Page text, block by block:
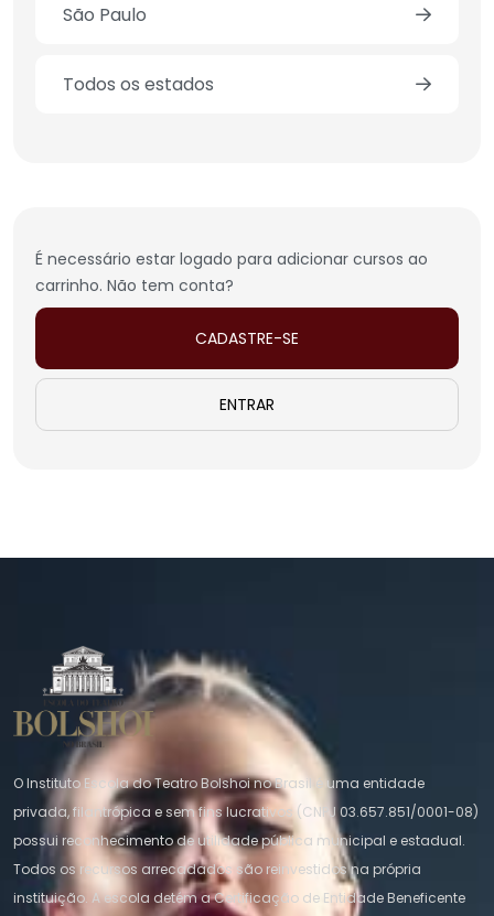
São Paulo
Todos os estados
É necessário estar logado para adicionar cursos ao
carrinho. Não tem conta?
CADASTRE-SE
ENTRAR
O Instituto Escola do Teatro Bolshoi no Brasil é uma entidade
privada, filantrópica e sem fins lucrativos (CNPJ 03.657.851/0001-08)
possui reconhecimento de utilidade pública municipal e estadual.
Todos os recursos arrecadados são reinvestidos na própria
instituição. A escola detém a Certificação de Entidade Beneficente